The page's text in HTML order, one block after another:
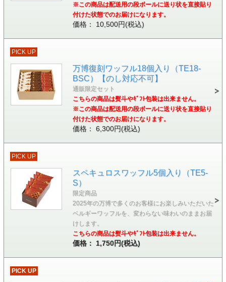
※この商品は配送用の段ボールに送り状を直接貼り
付けた状態でのお届けになります。
価格： 10,500円(税込)
PICK UP
万博復刻ワッフル18個入り（TE18-
BSC）【のし対応不可】
通販限定セット
こちらの商品は熨斗やｷﾞﾌﾄ包装は出来ません。
※この商品は配送用の段ボールに送り状を直接貼り
付けた状態でのお届けになります。
価格： 6,300円(税込)
PICK UP
スペキュロスワッフル5個入り（TE5-
S）
限定商品
2025年の万博で多くのお客様にお楽しみいただいた
ベルギーワッフルを、変わらない味わいのままお届
けします。
こちらの商品は熨斗やｷﾞﾌﾄ包装は出来ません。
価格： 1,750円(税込)
PICK UP